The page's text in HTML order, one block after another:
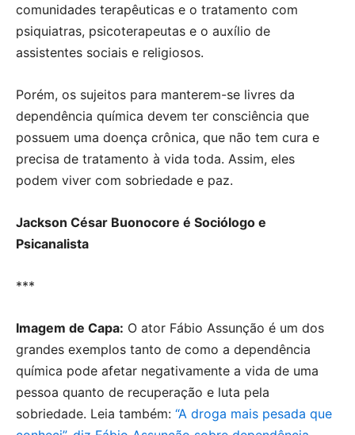
comunidades terapêuticas e o tratamento com
psiquiatras, psicoterapeutas e o auxílio de
assistentes sociais e religiosos.
Porém, os sujeitos para manterem-se livres da
dependência química devem ter consciência que
possuem uma doença crônica, que não tem cura e
precisa de tratamento à vida toda. Assim, eles
podem viver com sobriedade e paz.
Jackson César Buonocore é Sociólogo e
Psicanalista
***
Imagem de Capa: O ator Fábio Assunção é um dos
grandes exemplos tanto de como a dependência
química pode afetar negativamente a vida de uma
pessoa quanto de recuperação e luta pela
sobriedade. Leia também: “A droga mais pesada que